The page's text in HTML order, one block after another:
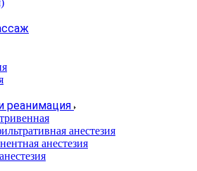
реанимация
анестезия
анестезия